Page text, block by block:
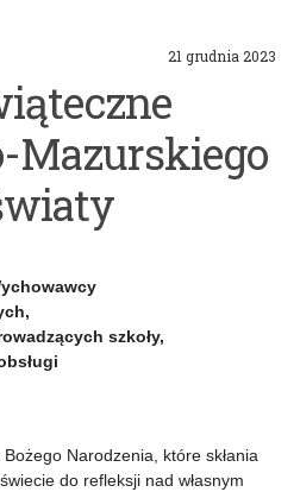
21 grudnia 2023
Mazurskiego
szkoły,
Narodzenia, które skłania
do refleksji nad własnym